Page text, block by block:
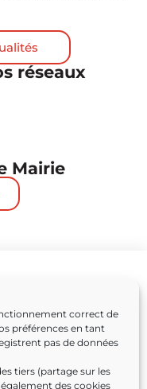
correct de
préférences en tant
pas de données
tiers (partage sur les
des cookies
réseaux
Mairie